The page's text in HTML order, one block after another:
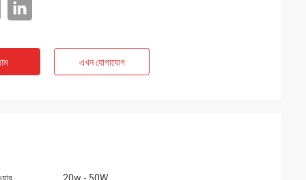
এখন যোগাযোগ